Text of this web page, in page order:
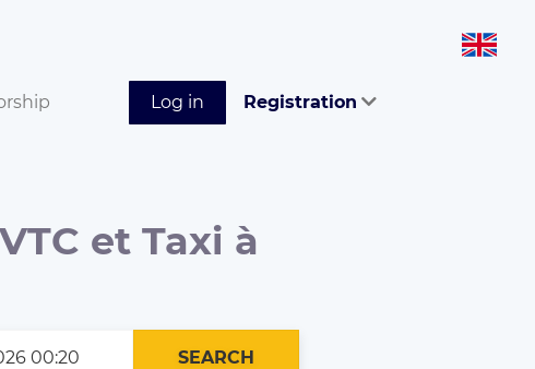
Log in Registration
et Taxi à
SEARCH